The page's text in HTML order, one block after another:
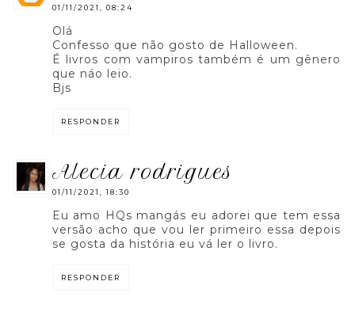
01/11/2021, 08:24
Olá
Confesso que não gosto de Halloween.
É livros com vampiros também é um gênero
que náo leio.
Bjs
RESPONDER
alecia rodrigues
01/11/2021, 18:30
Eu amo HQs mangás eu adorei que tem essa
versão acho que vou ler primeiro essa depois
se gosta da história eu vá ler o livro.
RESPONDER